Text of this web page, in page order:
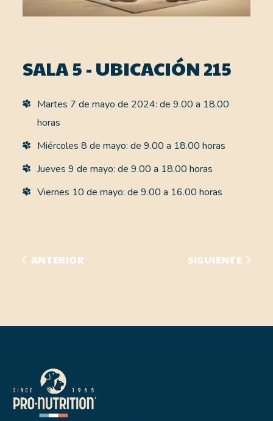
SALA 5 - UBICACIÓN 215
Martes 7 de mayo de 2024: de 9.00 a 18.00
horas
Miércoles 8 de mayo: de 9.00 a 18.00 horas
Jueves 9 de mayo: de 9.00 a 18.00 horas
Viernes 10 de mayo: de 9.00 a 16.00 horas
ANTERIOR SIGUIENTE